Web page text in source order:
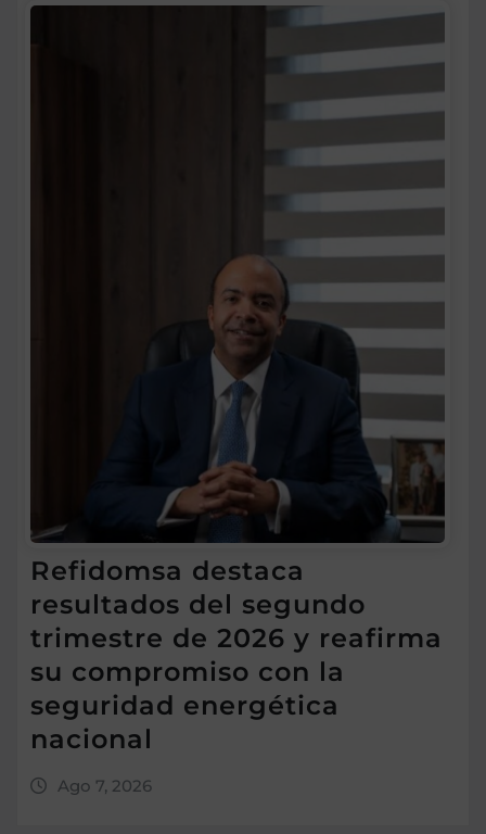
Refidomsa destaca
resultados del segundo
trimestre de 2026 y reafirma
su compromiso con la
seguridad energética
nacional
Ago 7, 2026